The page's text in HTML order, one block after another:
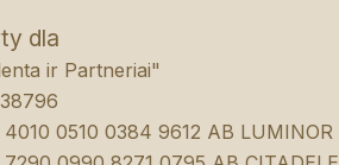
dla
ir Partneriai"
4010 0510 0384 9612 AB LUMINOR